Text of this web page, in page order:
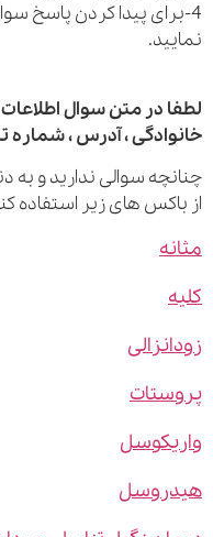
پیدا کردن پاسخ سوال
در متن سوال اطلاعات
، آدرس ، شماره
سوالی ندارید و به
های زیر استفاده کنید: